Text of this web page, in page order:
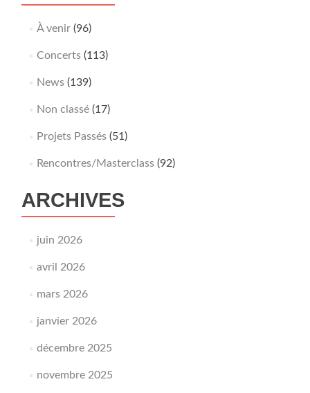
À venir(96)
Concerts(113)
News(139)
Non classé(17)
Projets Passés(51)
Rencontres/Masterclass(92)
ARCHIVES
juin 2026
avril 2026
mars 2026
janvier 2026
décembre 2025
novembre 2025